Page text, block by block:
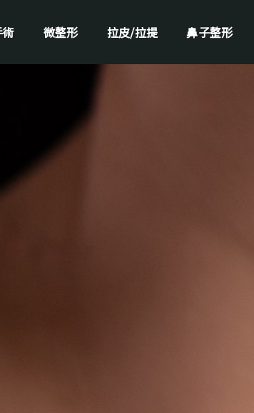
微整形 拉皮/拉提 鼻子整形